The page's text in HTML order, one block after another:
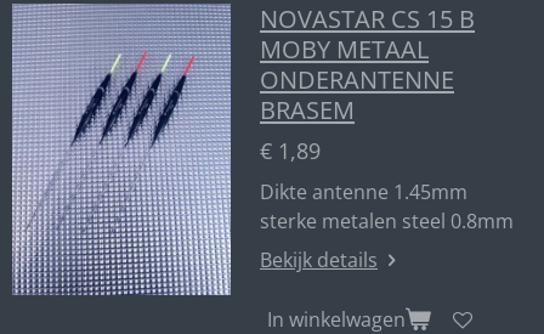
NOVASTAR CS 15 B
MOBY METAAL
ONDERANTENNE
BRASEM
€ 1,89
Dikte antenne 1.45mm
sterke metalen steel 0.8mm
Bekijk details
In winkelwagen